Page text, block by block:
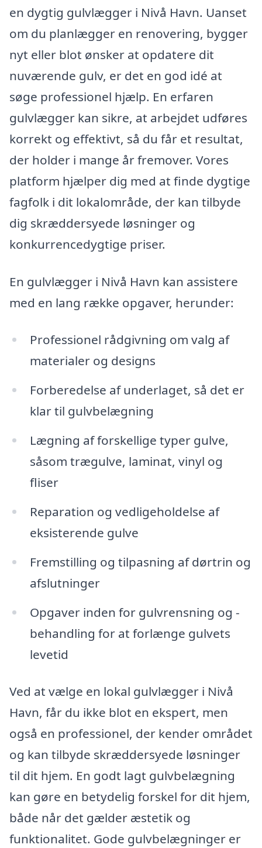
en dygtig gulvlægger i Nivå Havn. Uanset
om du planlægger en renovering, bygger
nyt eller blot ønsker at opdatere dit
nuværende gulv, er det en god idé at
søge professionel hjælp. En erfaren
gulvlægger kan sikre, at arbejdet udføres
korrekt og effektivt, så du får et resultat,
der holder i mange år fremover. Vores
platform hjælper dig med at finde dygtige
fagfolk i dit lokalområde, der kan tilbyde
dig skræddersyede løsninger og
konkurrencedygtige priser.
En gulvlægger i Nivå Havn kan assistere
med en lang række opgaver, herunder:
Professionel rådgivning om valg af
materialer og designs
Forberedelse af underlaget, så det er
klar til gulvbelægning
Lægning af forskellige typer gulve,
såsom trægulve, laminat, vinyl og
fliser
Reparation og vedligeholdelse af
eksisterende gulve
Fremstilling og tilpasning af dørtrin og
afslutninger
Opgaver inden for gulvrensning og -
behandling for at forlænge gulvets
levetid
Ved at vælge en lokal gulvlægger i Nivå
Havn, får du ikke blot en ekspert, men
også en professionel, der kender området
og kan tilbyde skræddersyede løsninger
til dit hjem. En godt lagt gulvbelægning
kan gøre en betydelig forskel for dit hjem,
både når det gælder æstetik og
funktionalitet. Gode gulvbelægninger er